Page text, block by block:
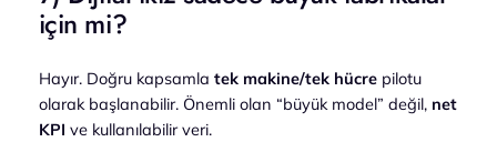
için mi?
Hayır. Doğru kapsamla tek makine/tek hücrepilotu
olarak başlanabilir. Önemli olan “büyük model” değil, net
KPI ve kullanılabilir veri.